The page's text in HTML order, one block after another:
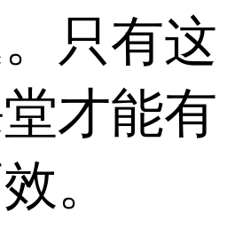
只有这
才能有
。